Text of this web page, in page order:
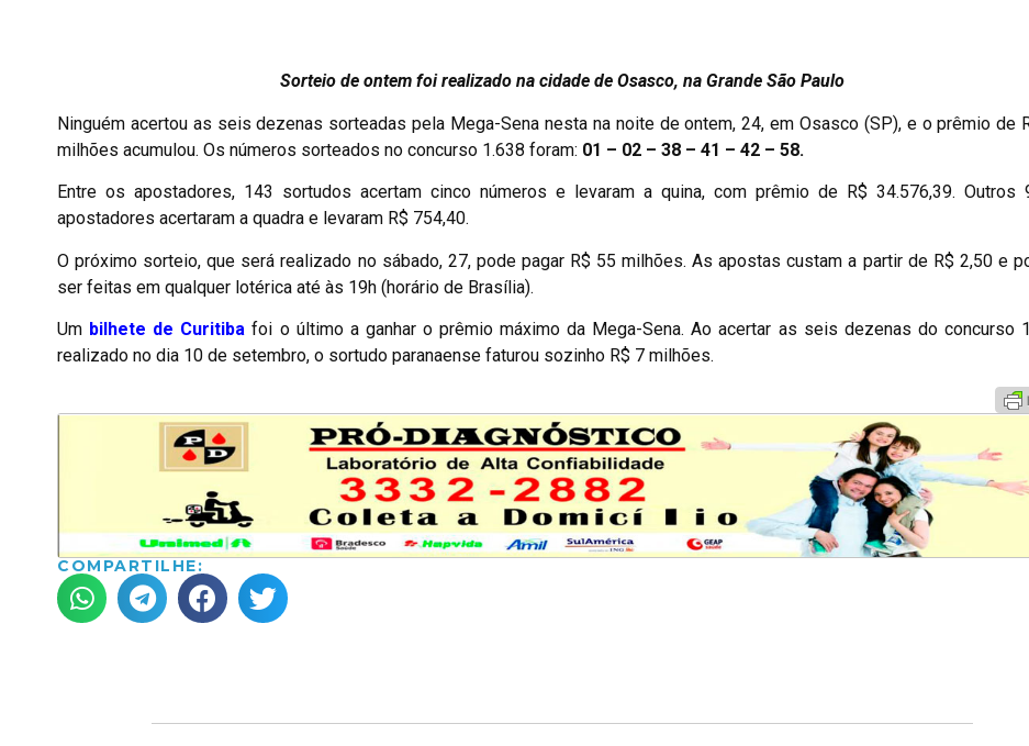
Sorteio de ontem foi realizado na cidade de Osasco, na Grande São Paulo
Ninguém acertou as seis dezenas sorteadas pela Mega-Sena nesta na noite de ontem, 24, em Osasco (SP), e o prêmio de
milhões acumulou. Os números sorteados no concurso 1.638 foram: 01 – 02 – 38 – 41 – 42 – 58.
Entre os apostadores, 143 sortudos acertam cinco números e levaram a quina, com prêmio de R$ 34.576,39. Outros
apostadores acertaram a quadra e levaram R$ 754,40.
O próximo sorteio, que será realizado no sábado, 27, pode pagar R$ 55 milhões. As apostas custam a partir de R$ 2,50 e
ser feitas em qualquer lotérica até às 19h (horário de Brasília).
Um bilhete de Curitiba foi o último a ganhar o prêmio máximo da Mega-Sena. Ao acertar as seis dezenas do concurso
realizado no dia 10 de setembro, o sortudo paranaense faturou sozinho R$ 7 milhões.
COMPARTILHE: